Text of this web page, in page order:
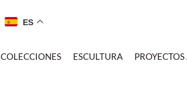
ES
COLECCIONES ESCULTURA